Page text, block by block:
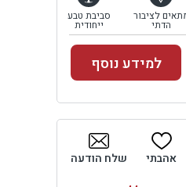
לציבור
הדתי
סביבת טבע
ייחודית
למידע נוסף
אהבתי שלח הודעה